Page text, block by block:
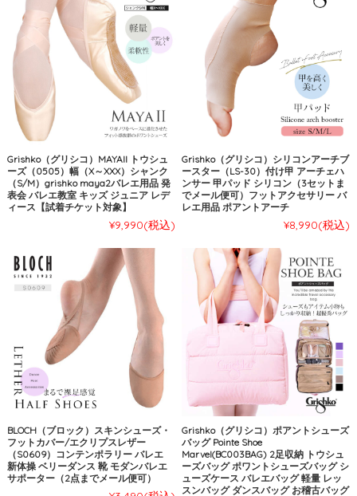
Grishko（グリシコ）MAYAII トウシュ
ーズ（0505）幅（X～XXX）シャンク
（S/M）grishko maya2バレエ用品 発
表会 バレエ教室 キッズ ジュニア レデ
ィース【試着チケット対象】
¥9,990(税込)
Grishko（グリシコ）シリコンアーチブ
ースター（LS-30）付け甲 アーチェハ
ンサー 甲パッド シリコン（3セットま
でメール便可）フットアクセサリー バ
レエ用品 ポアントアーチ
¥8,990(税込)
BLOCH（ブロック）スキンシューズ・
フットカバー/エクリプスレザー
（S0609）コンテンポラリー バレエ
新体操 ベリーダンス 靴 モダンバレエ
サポーター（2点までメール便可）
Grishko（グリシコ）ポアントシューズ
バッグ Pointe Shoe
Marvel(BC003BAG) 2足収納 トウシュ
ーズバッグ ポワントシューズバッグ シ
ューズケース バレエバッグ 軽量 レッ
スンバッグ ダンスバッグ お稽古バッグ